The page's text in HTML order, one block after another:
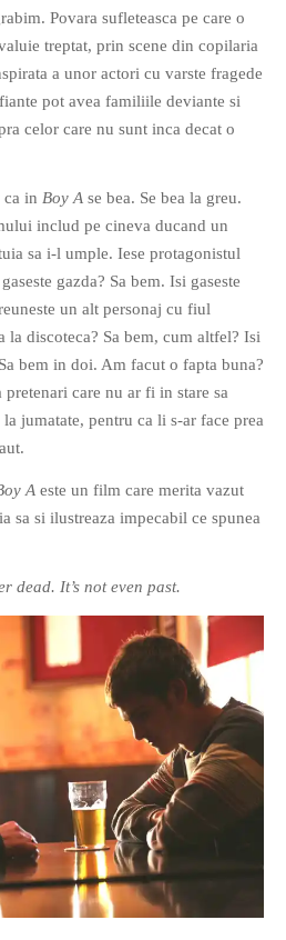
Povara sufleteasca pe care o
treptat, prin scene din copilaria
a unor actori cu varste fragede
pot avea familiile deviante si
celor care nu sunt inca decat o
ca in Boy A se bea. Se bea la greu.
includ pe cineva ducand un
sa i-l umple. Iese protagonistul
gazda? Sa bem. Isi gaseste
un alt personaj cu fiul
la discoteca? Sa bem, cum altfel? Isi
bem in doi. Am facut o fapta buna?
care nu ar fi in stare sa
jumatate, pentru ca li s-ar face prea
A este un film care merita vazut
sa si ilustreaza impecabil ce spunea
dead. It’s not even past.